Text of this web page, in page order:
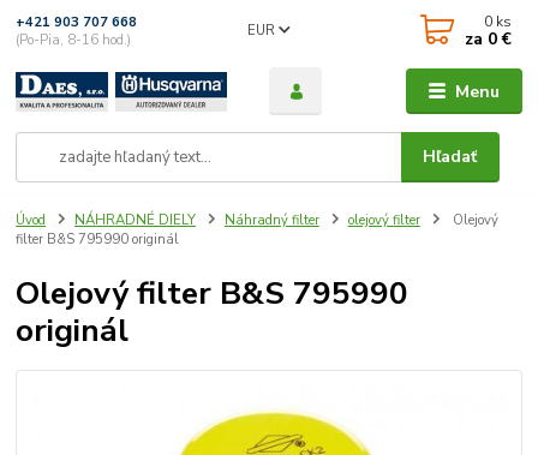
Menu
EUR
Hľadať
+421 903 707 668
(Po-Pia, 8-16 hod.)
0 ks
za 0 €
Úvod NÁHRADNÉ DIELY Náhradný filter olejový filter
Olejový
filter B&S 795990 originál
Olejový filter B&S 795990
originál